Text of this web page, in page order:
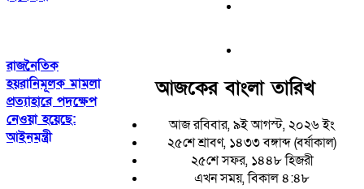
রাজনৈতিক
হয়রানিমূলক মামলা
প্রত্যাহারে পদক্ষেপ
নেওয়া হয়েছে:
আইনমন্ত্রী
আজকের বাংলা তারিখ
আজ রবিবার, ৯ই আগস্ট, ২০২৬ ইং
২৫শে শ্রাবণ, ১৪৩৩ বঙ্গাব্দ (বর্ষাকাল)
২৫শে সফর, ১৪৪৮ হিজরী
এখন সময়, বিকাল ৪:৪৮